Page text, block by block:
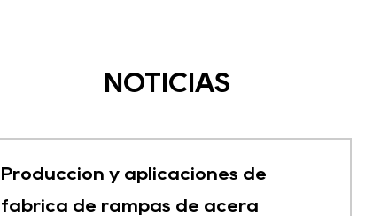
NOTICIAS
Producción y aplicaciones de
fábrica de rampas de acera